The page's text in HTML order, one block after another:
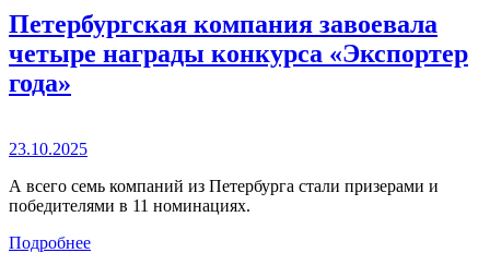
Петербургская компания завоевала
четыре награды конкурса «Экспортер
года»
23.10.2025
А всего семь компаний из Петербурга стали призерами и
победителями в 11 номинациях.
Подробнее